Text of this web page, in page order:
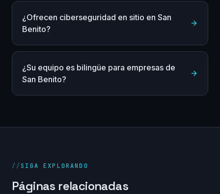
¿Ofrecen ciberseguridad en sitio en San
Benito?
¿Su equipo es bilingüe para empresas de
San Benito?
// SIGA EXPLORANDO
Páginas relacionadas